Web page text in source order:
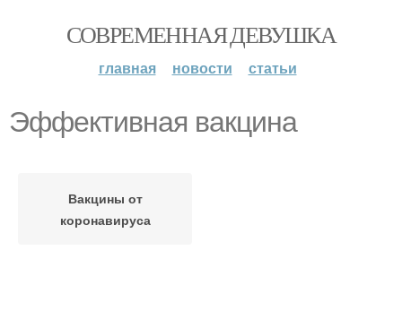
СОВРЕМЕННАЯ ДЕВУШКА
главная новости статьи
Эффективная вакцина
Вакцины от
коронавируса